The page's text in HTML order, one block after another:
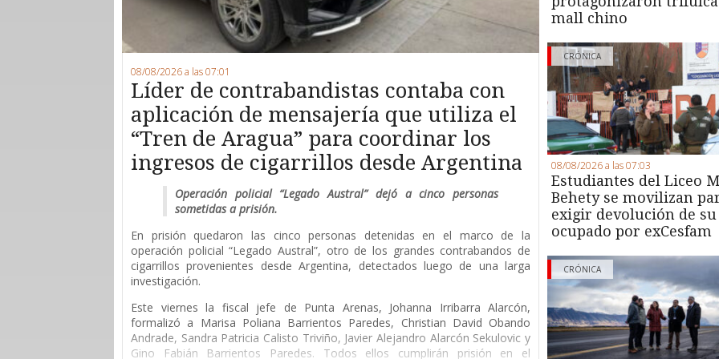
08/08/2026 a las 07:01
Líder de contrabandistas contaba con
aplicación de mensajería que utiliza el
“Tren de Aragua” para coordinar los
ingresos de cigarrillos desde Argentina
Operación policial “Legado Austral” dejó a cinco personas
sometidas a prisión.
En prisión quedaron las cinco personas detenidas en el marco de la
operación policial “Legado Austral”, otro de los grandes contrabandos de
cigarrillos provenientes desde Argentina, detectados luego de una larga
investigación.
Este viernes la fiscal jefe de Punta Arenas, Johanna Irribarra Alarcón,
formalizó a Marisa Poliana Barrientos Paredes, Christian David Obando
Andrade, Sandra Patricia Calisto Triviño, Javier Alejandro Alarcón Sekulovic y
Gino Fabián Barrientos Paredes. Todos ellos cumplirán prisión en el
mall chino
CRÓNICA
08/08/2026 a las 07:03
Estudiantes del Liceo
Behety se movilizan
exigir devolución de
ocupado por exCesfam
CRÓNICA